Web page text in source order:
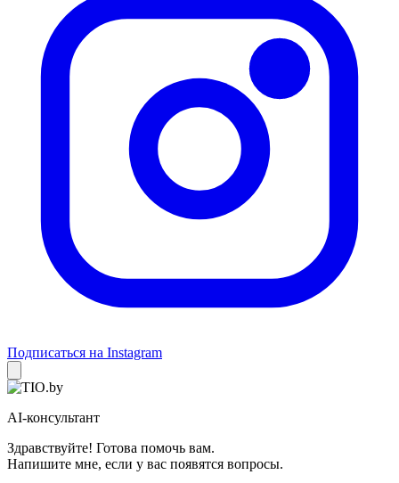
Подписаться на Instagram
AI-консультант
Здравствуйте! Готова помочь вам.
Напишите мне, если у вас появятся вопросы.